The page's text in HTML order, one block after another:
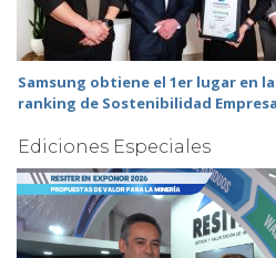
Samsung obtiene el 1er lugar en
ranking de Sostenibilidad
Ediciones Especiales